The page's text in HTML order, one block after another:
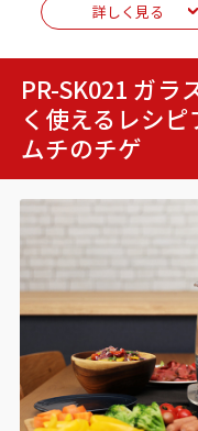
詳しく見る
PR-SK021 ガラ
く使えるレシ
ムチのチゲ